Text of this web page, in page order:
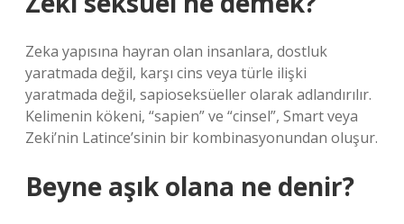
Zeka yapısına hayran olan insanlara, dostluk
yaratmada değil, karşı cins veya türle ilişki
yaratmada değil, sapioseksüeller olarak adlandırılır.
Kelimenin kökeni, “sapien” ve “cinsel”, Smart veya
Zeki’nin Latince’sinin bir kombinasyonundan oluşur.
Beyne aşık olana ne denir?